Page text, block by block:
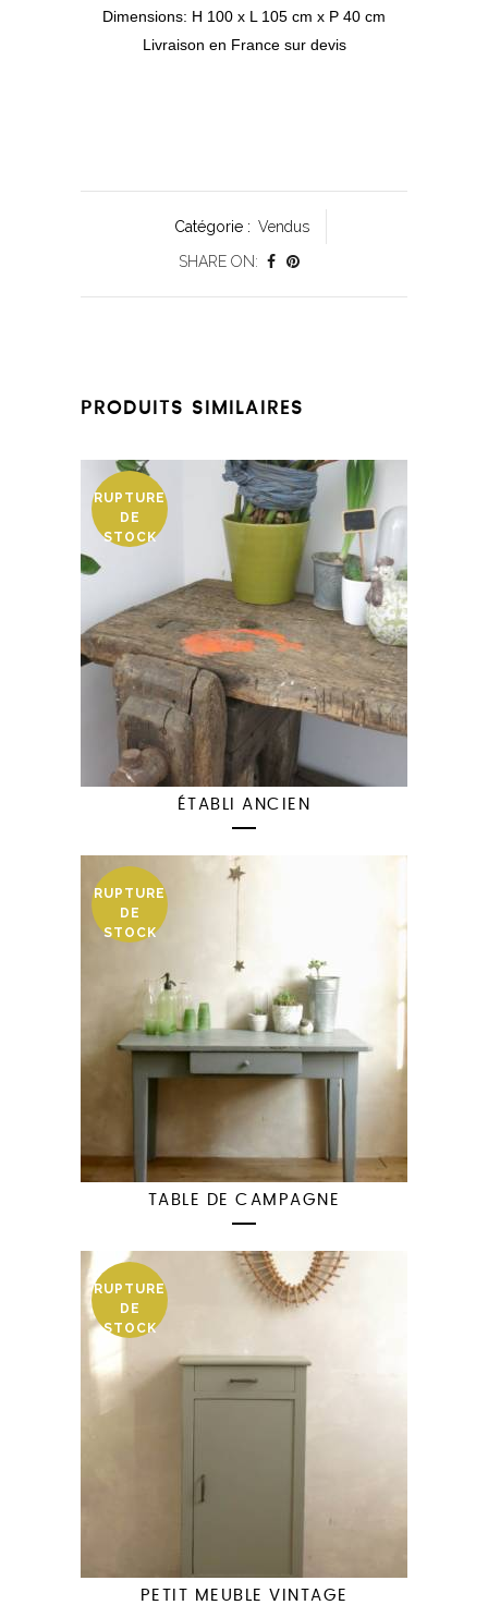
Dimensions: H 100 x L 105 cm x P 40 cm
Livraison en France sur devis
Catégorie : Vendus
SHARE ON:
PRODUITS SIMILAIRES
RUPTURE
DE
STOCK
ÉTABLI ANCIEN
RUPTURE
DE
STOCK
TABLE DE CAMPAGNE
RUPTURE
DE
STOCK
PETIT MEUBLE VINTAGE